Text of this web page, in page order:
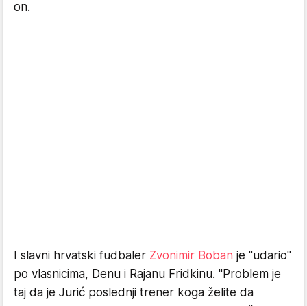
on.
I slavni hrvatski fudbaler Zvonimir Boban je "udario"
po vlasnicima, Denu i Rajanu Fridkinu. "Problem je
taj da je Jurić poslednji trener koga želite da